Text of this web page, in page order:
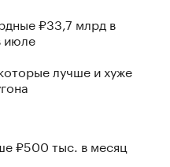
₽33,7 млрд в
июле
лучше и хуже
₽500 тыс. в месяц